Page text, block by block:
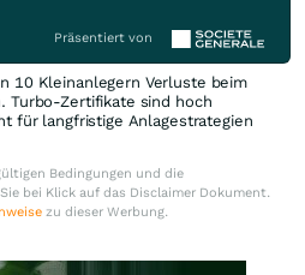
Präsentiert von
10 Kleinanlegern Verluste beim
Turbo-Zertifikate sind hoch
für langfristige Anlagestrategien
Bedingungen und die
bei Klick auf das Disclaimer Dokument.
zu dieser Werbung.